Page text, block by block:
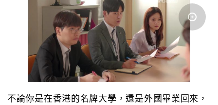
不論你是在香港的名牌大學，還是外國畢業回來，